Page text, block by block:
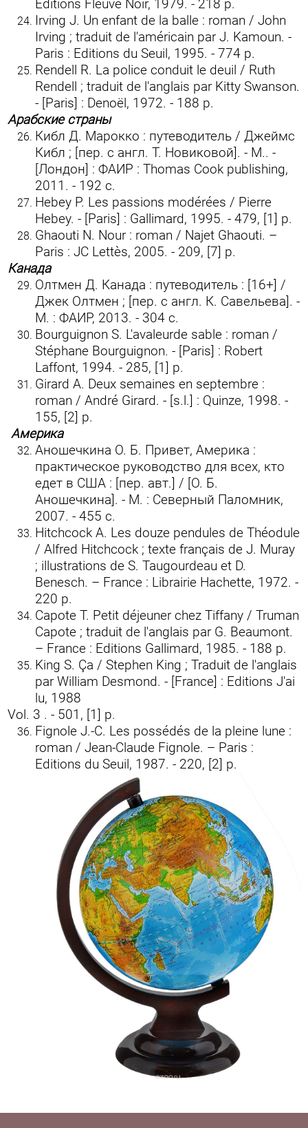
Editions Fleuve Noir, 1979. - 218 p.
Irving J. Un enfant de la balle : roman / John
Irving ; traduit de l'américain par J. Kamoun. -
Paris : Editions du Seuil, 1995. - 774 p.
Rendell R. La police conduit le deuil / Ruth
Rendell ; traduit de l'anglais par Kitty Swanson.
- [Paris] : Denoël, 1972. - 188 p.
Арабские страны
Кибл Д. Марокко : путеводитель / Джеймс
Кибл ; [пер. с англ. Т. Новиковой]. - М.. -
[Лондон] : ФАИР : Thomas Cook publishing,
2011. - 192 с.
Hebey P. Les passions modérées / Pierre
Hebey. - [Paris] : Gallimard, 1995. - 479, [1] p.
Ghaouti N. Nour : roman / Najet Ghaouti. –
Paris : JC Lettès, 2005. - 209, [7] p.
Канада
Олтмен Д. Канада : путеводитель : [16+] /
Джек Олтмен ; [пер. с англ. К. Савельева]. -
М. : ФАИР, 2013. - 304 с.
Bourguignon S. L'avaleurde sable : roman /
Stéphane Bourguignon. - [Paris] : Robert
Laffont, 1994. - 285, [1] p.
Girard A. Deux semaines en septembre :
roman / André Girard. - [s.l.] : Quinze, 1998. -
155, [2] p.
Америка
Аношечкина О. Б. Привет, Америка :
практическое руководство для всех, кто
едет в США : [пер. авт.] / [О. Б.
Аношечкина]. - М. : Северный Паломник,
2007. - 455 с.
Hitchcock A. Les douze pendules de Théodule
/ Alfred Hitchcock ; texte français de J. Muray
; illustrations de S. Taugourdeau et D.
Benesch. – France : Librairie Hachette, 1972. -
220 p.
Capote T. Petit déjeuner chez Tiffany / Truman
Capote ; traduit de l'anglais par G. Beaumont.
– France : Editions Gallimard, 1985. - 188 p.
King S. Ça / Stephen King ; Traduit de l'anglais
par William Desmond. - [France] : Editions J'ai
lu, 1988
Vol. 3 . - 501, [1] p.
Fignole J.-C. Les possédés de la pleine lune :
roman / Jean-Claude Fignole. – Paris :
Editions du Seuil, 1987. - 220, [2] p.